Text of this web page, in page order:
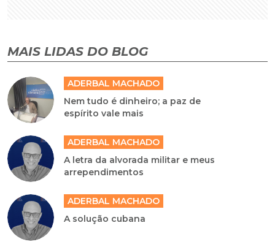
MAIS LIDAS DO BLOG
ADERBAL MACHADO
Nem tudo é dinheiro; a paz de
espírito vale mais
ADERBAL MACHADO
A letra da alvorada militar e meus
arrependimentos
ADERBAL MACHADO
A solução cubana